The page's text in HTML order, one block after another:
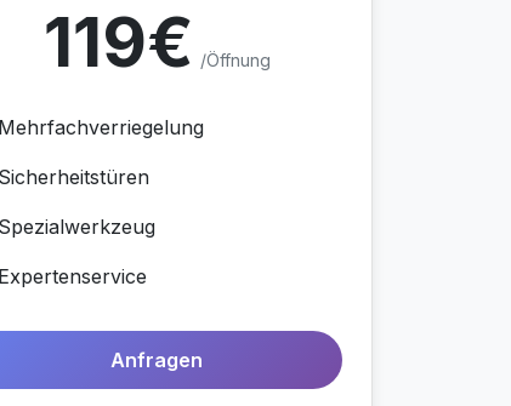
119€ /Öffnung
Mehrfachverriegelung
Sicherheitstüren
Spezialwerkzeug
Expertenservice
Anfragen